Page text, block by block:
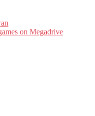
on Megadrive